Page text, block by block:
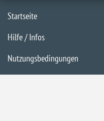
Startseite
Hilfe / Infos
Nutzungsbedingungen